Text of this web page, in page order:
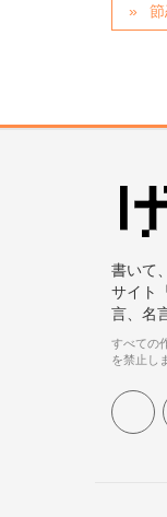
書いて
サイト
言、名
すべての
を禁止し